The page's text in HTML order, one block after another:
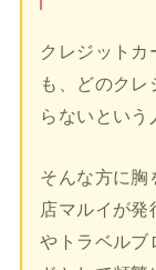
クレジットカ
も、どのク
らないという
そんな方に胸
店マルイが発
やトラベルブ